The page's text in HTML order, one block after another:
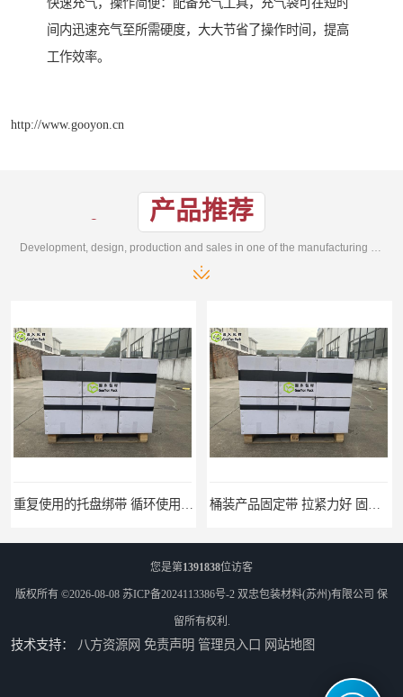
快速充气，操作简便：配备充气工具，充气袋可在短时
间内迅速充气至所需硬度，大大节省了操作时间，提高
工作效率。
http://www.gooyon.cn
产品推荐
您是第1391838位访客
版权所有 ©2026-08-08 苏ICP备2024113386号-2 双忠包装材料(苏州)有限公司 保
留所有权利.
技术支持： 八方资源网 免责声明 管理员入口 网站地图